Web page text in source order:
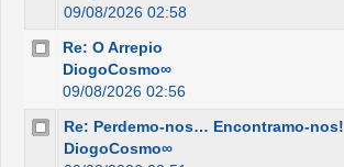
09/08/2026 02:58
Re: O Arrepio
DiogoCosmo∞
09/08/2026 02:56
Re: Perdemo-nos… Encontramo-nos!
DiogoCosmo∞